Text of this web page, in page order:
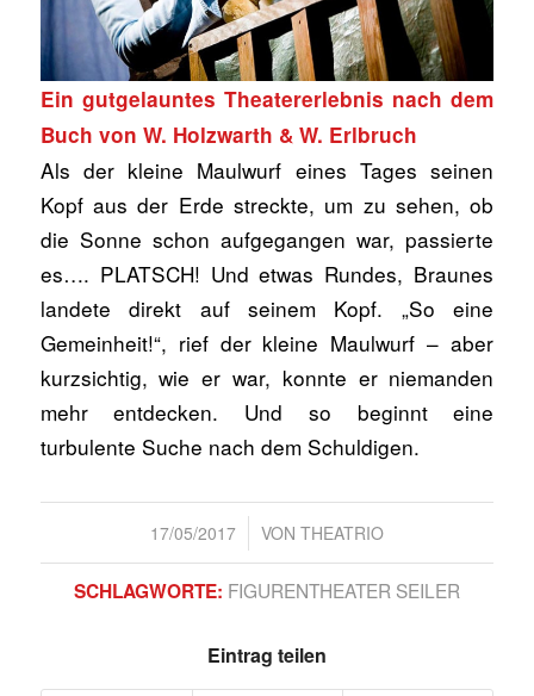
Ein gutgelauntes Theatererlebnis nach dem
Buch von W. Holzwarth & W. Erlbruch
Als der kleine Maulwurf eines Tages seinen
Kopf aus der Erde streckte, um zu sehen, ob
die Sonne schon aufgegangen war, passierte
es…. PLATSCH! Und etwas Rundes, Braunes
landete direkt auf seinem Kopf. „So eine
Gemeinheit!“, rief der kleine Maulwurf – aber
kurzsichtig, wie er war, konnte er niemanden
mehr entdecken. Und so beginnt eine
turbulente Suche nach dem Schuldigen.
17/05/2017
/ VON THEATRIO
SCHLAGWORTE: FIGURENTHEATER SEILER
Eintrag teilen